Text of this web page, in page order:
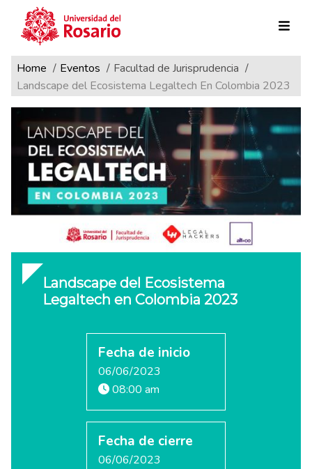
Pasar al contenido principal
Ruta de navegación
Home Eventos
Facultad de Jurisprudencia
Landscape del Ecosistema Legaltech En Colombia 2023
Landscape del Ecosistema
Legaltech en Colombia 2023
Fecha de inicio
06/06/2023
08:00 am
Fecha de cierre
06/06/2023